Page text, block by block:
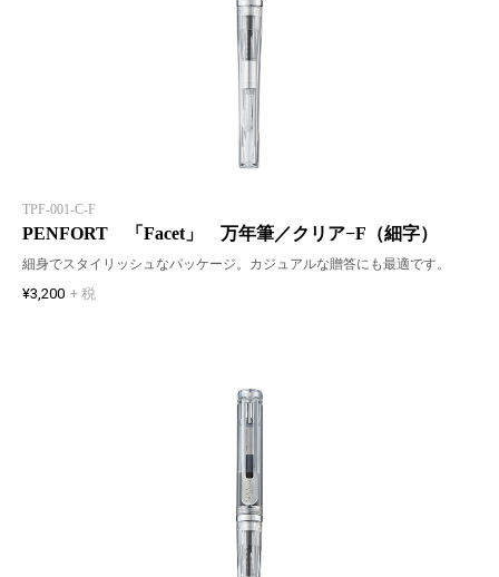
TPF-001-C-F
PENFORT 「Facet」 万年筆／クリア−F（細字）
細身でスタイリッシュなパッケージ。カジュアルな贈答にも最適です。
¥3,200 + 税